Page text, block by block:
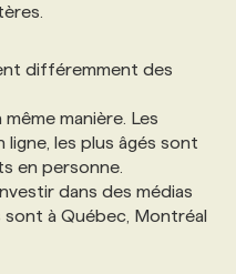
différemment des
même manière. Les
les plus âgés sont
en personne.
dans des médias
à Québec, Montréal